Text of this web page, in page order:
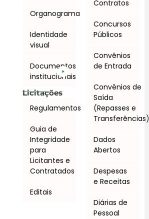
Organograma
Identidade
visual
Documentos
institucionais
Licitações
Regulamentos
Guia de
Integridade
para
Licitantes e
Contratados
Editais
Contratos
Concursos
Públicos
Convênios
de Entrada
Convênios de
Saída
(Repasses e
Transferências)
Dados
Abertos
Despesas
e Receitas
Diárias de
Pessoal